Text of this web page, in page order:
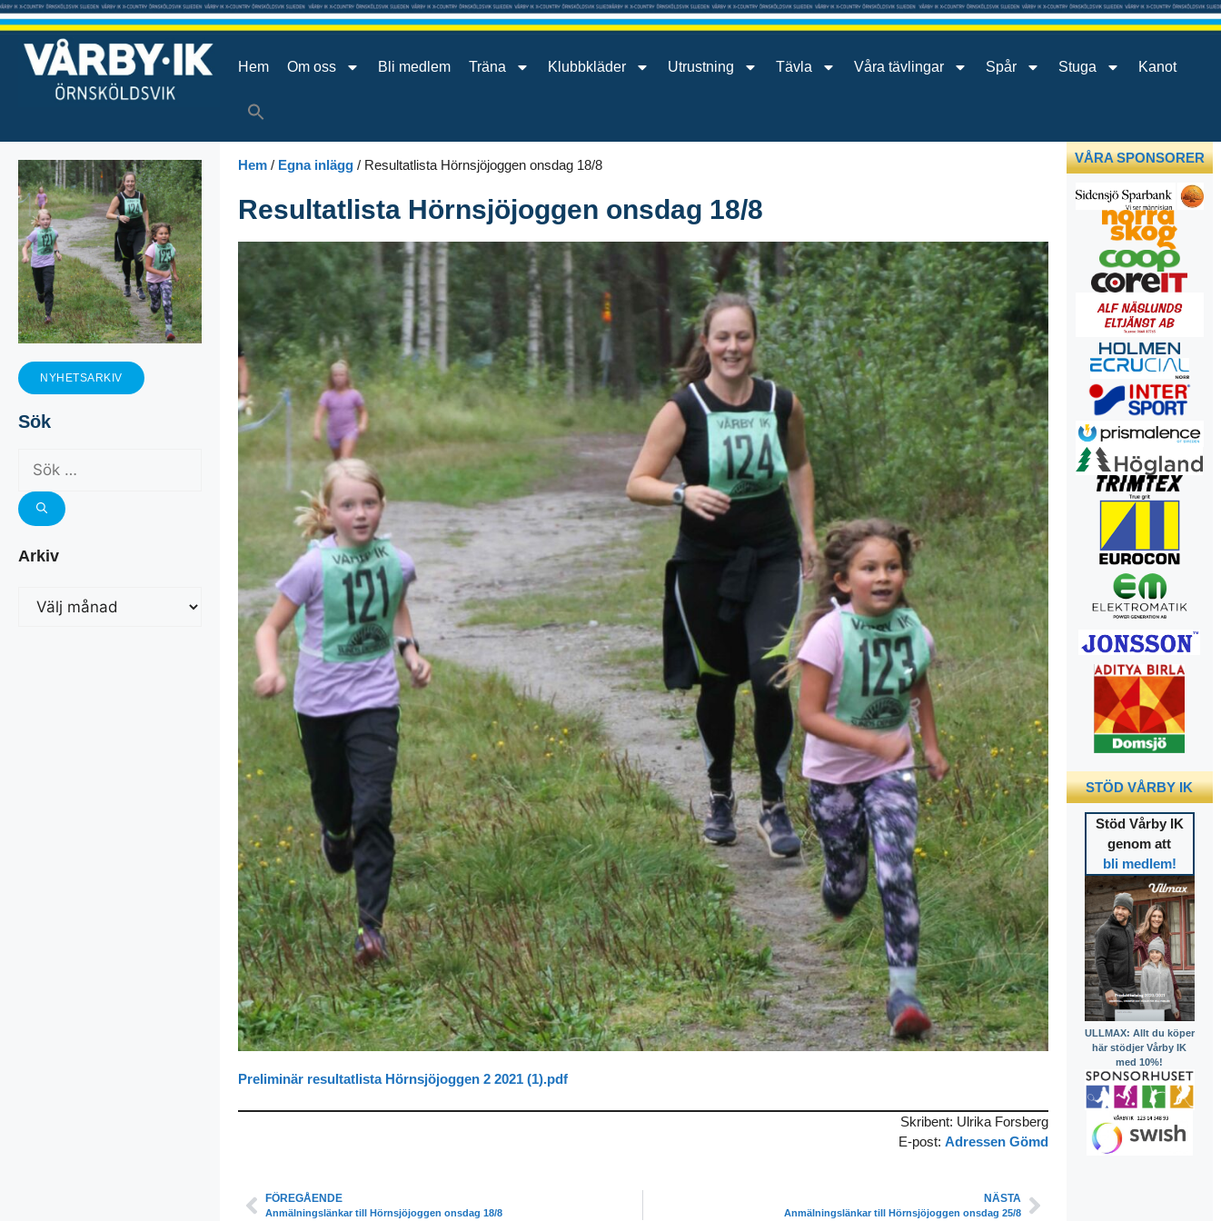
Hem Om oss Bli medlem Träna Klubbkläder Utrustning Tävla Våra tävlingar Spår Stuga Kanot
NYHETSARKIV
Sök
Arkiv
Hem/ Egna inlägg/ Resultatlista Hörnsjöjoggen onsdag 18/8
Resultatlista Hörnsjöjoggen onsdag 18/8
Preliminär resultatlista Hörnsjöjoggen 2 2021 (1).pdf
Skribent: Ulrika Forsberg
E-post: Adressen Gömd
FÖREGÅENDE
Anmälningslänkar till Hörnsjöjoggen onsdag 18/8
NÄSTA
Anmälningslänkar till Hörnsjöjoggen onsdag 25/8
VÅRA SPONSORER
STÖD VÅRBY IK
Stöd Vårby IK
genom att
bli medlem!
ULLMAX: Allt du köper
här stödjer Vårby IK
med 10%!